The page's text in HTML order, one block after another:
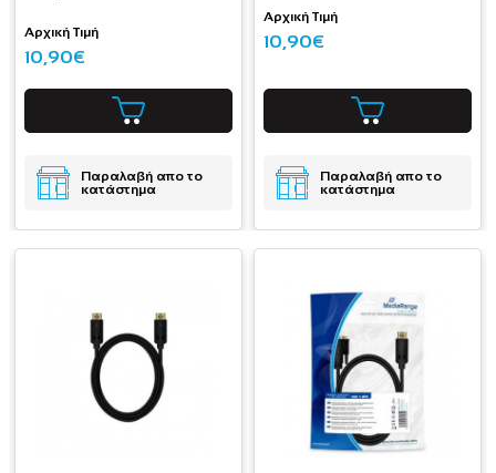
Αρχική Τιμή
10,90€
Παραλαβή απο το
κατάστημα
Αρχική Τιμή
10,90€
Παραλαβή απο το
κατάστημα